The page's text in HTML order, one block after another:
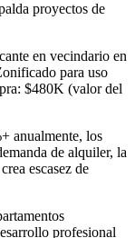
proyectos de
en vecindario en
para uso
$480K (valor del
anualmente, los
de alquiler, la
escasez de
profesional